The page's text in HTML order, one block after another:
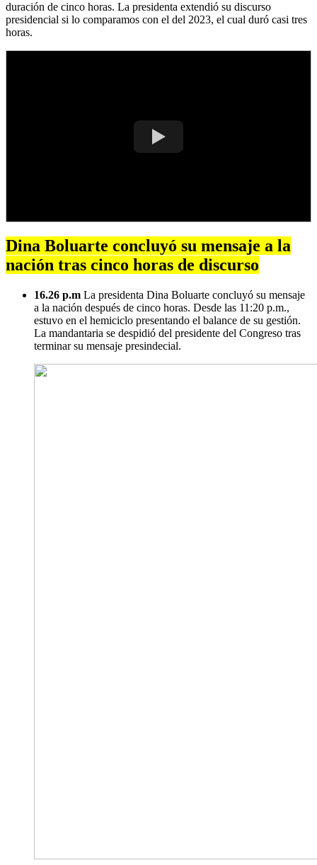
duración de cinco horas. La presidenta extendió su discurso
presidencial si lo comparamos con el del 2023, el cual duró casi tres
horas.
Dina Boluarte concluyó su mensaje a la
nación tras cinco horas de discurso
16.26 p.m La presidenta Dina Boluarte concluyó su mensaje
a la nación después de cinco horas. Desde las 11:20 p.m.,
estuvo en el hemiciclo presentando el balance de su gestión.
La mandantaria se despidió del presidente del Congreso tras
terminar su mensaje presindecial.